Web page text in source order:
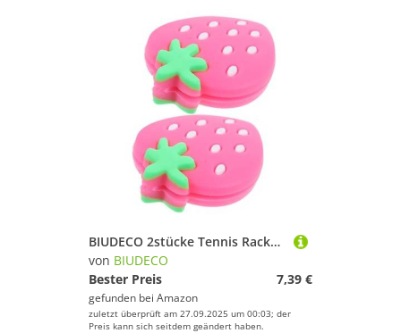
BIUDECO 2stücke Tennis Racket Dampener Erdbeerform Dämpfer Für Tennisschläger Schläge Vibrationen Für Tennisspieler Anfänger
von BIUDECO
Bester Preis
7,39 €
gefunden bei Amazon
zuletzt überprüft am 27.09.2025 um 00:03; der
Preis kann sich seitdem geändert haben.